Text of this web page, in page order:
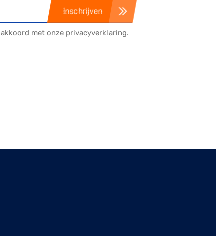
Inschrijven
met onze privacyverklaring.